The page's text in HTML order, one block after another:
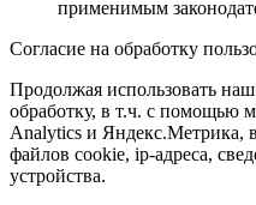
применимым
Согласие на обработку
Продолжая использовать наш
обработку, в т.ч. с помощью
Analytics и Яндекс.Метрика,
файлов cookie, ip-адреса,
устройства.